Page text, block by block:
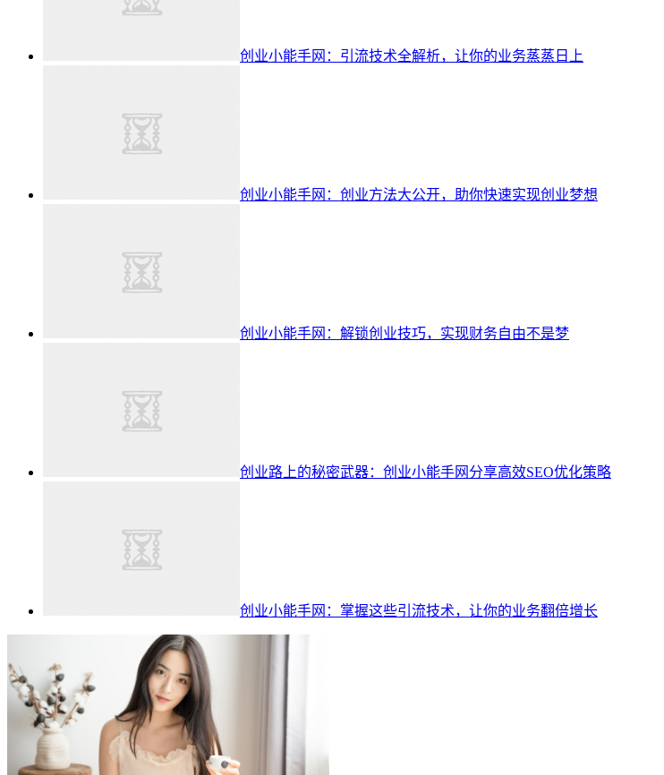
创业小能手网：引流技术全解析，让你的业务蒸蒸日上
创业小能手网：创业方法大公开，助你快速实现创业梦想
创业小能手网：解锁创业技巧，实现财务自由不是梦
创业路上的秘密武器：创业小能手网分享高效SEO优化策略
创业小能手网：掌握这些引流技术，让你的业务翻倍增长